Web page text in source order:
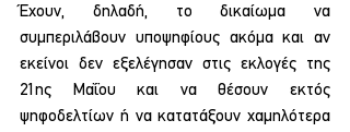
Έχουν, δηλαδή, το δικαίωμα να
συμπεριλάβουν υποψηφίους ακόμα και αν
εκείνοι δεν εξελέγησαν στις εκλογές της
21ης Μαΐου και να θέσουν εκτός
ψηφοδελτίων ή να κατατάξουν χαμηλότερα